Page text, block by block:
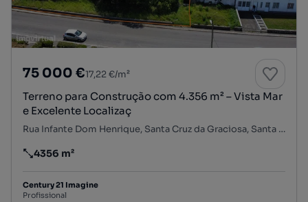
75 000 €17,22 €/m²
Terreno para Construção com 4.356 m² – Vista Mar
e Excelente Localizaç
Rua Infante Dom Henrique, Santa Cruz da Graciosa, Santa Cruz da Graciosa, Ilha da Graciosa
Preço por metro quadrado
4356 m²
Century 21 Imagine
Profissional